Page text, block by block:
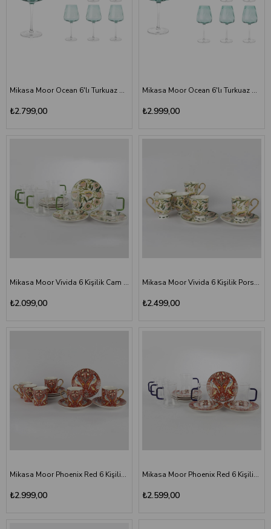
Mikasa Moor Ocean 6'lı Turkuaz Cam Kadeh Seti 480 ml
₺2.799,00
Mikasa Moor Ocean 6'lı Turkuaz Cam Kadeh Seti 540 ml
₺2.999,00
Mikasa Moor Vivida 6 Kişilik Cam Çay Seti 180 ml
₺2.099,00
Mikasa Moor Vivida 6 Kişilik Porselen Kahve Fincan Seti 90 ml
₺2.499,00
Mikasa Moor Phoenix Red 6 Kişilik Porselen Kahve Fincan Seti 100 ml
₺2.999,00
Mikasa Moor Phoenix Red 6 Kişilik Cam Çay Seti 180 ml
₺2.599,00